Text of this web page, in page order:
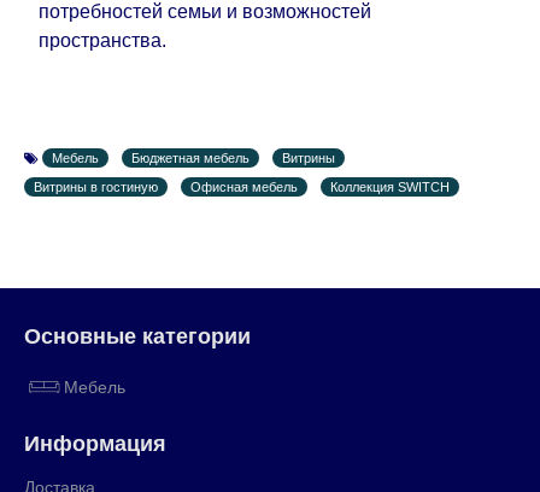
потребностей семьи и возможностей
пространства.
Мебель Бюджетная мебель
Витрины
Витрины в гостиную
Офисная мебель Коллекция SWITCH
Основные категории
Мебель
Информация
Доставка